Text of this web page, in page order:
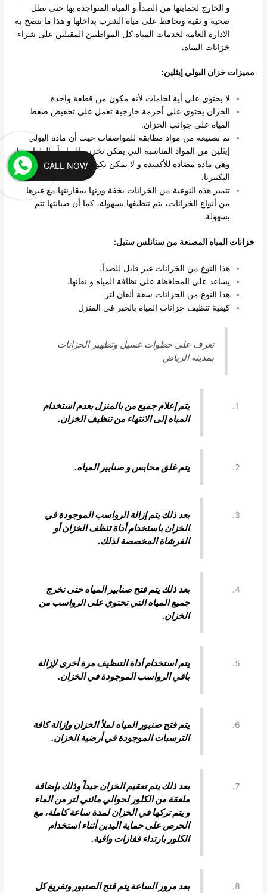
و الخارج لحمايتها من الصدأ و المياه المتواجدة بها حتى تظل
صحية و نقية وتحافظ على مياه الشرب بداخلها و هذا ما تنصح به
الادارة العامة لخدمات المياه كل المواطنين المقبلين على شراء
خزانات المياه.
مميزات خزان البولي إيثلين:
لا يحتوي على أية لحامات لأنه مكون من قطعة واحدة.
الخزان يحتوي على أحزمة خارجية تعمل على تخفيض ضغط
المياه على جوانب الخزان.
تم تصنيعه من مواد مطابقة للمواصفات حيث أن مادة البولي
إيثلين من المواد المناسبة التي يمكن تخزين المياه أو الطعام بها،
وهي مادة مضادة للأكسدة و لا يمكن تكوين الطحالب فيها أو
البكتيريا.
تتميز هذه النوعية من الخزانات بخفة وزنها بمقارنتها مع غيرها
من أنواع الخزانات، يتم تنظيفها بسهولة، كما أن صيانتها تتم
بسهولة.
خزانات المياه المصنعة من ستانلس ستيل:
هذا النوع من الخزانات غير قابل للصدأ.
يساعد على المحافظة على نظافة المياه و نقائها.
هذا النوع من الخزانات سعة ألفان لتر
كيفية تنظيف خزانات المياه بالخبر فى المنزل
تعرف على خطوات غسيل وتطهير الخزانات
بمدينة الرياض
يتم إعلام جميع من بالمنزل بعدم استخدام
المياه إلى الانتهاء من تنظيف الخزان.
يتم غلق محابس و صنابير المياه.
بعد ذلك يتم إزالة الرواسب الموجودة في
الخزان باستخدام أداة تنظف الخزان أو
الفرشاة المخصصة لذلك.
بعد ذلك يتم فتح صنابير المياه حتى تخرج
جميع المياه التي تحتوي على الرواسب من
الخزان.
يتم استخدام أداة التنظيف مرة أخرى لإزالة
باقي الرواسب الموجودة في الخزان.
يتم فتح صنبور المياه لملأ الخزان وإزالة كافة
الترسبات الموجودة في أرضية الخزان.
بعد ذلك يتم تعقيم الخزان جيداً وذلك بإضافة
ملعقة من الكلور لحوالي مائتي لتر من الماء
و يتم تركها في الخزان لمدة ساعة كاملة، مع
الحرص على حماية اليدين أثناء استخدام
الكلور بارتداء قفازات واقية.
بعد مرور الساعة يتم فتح الصنبور وتفريغ كل
CALL NOW